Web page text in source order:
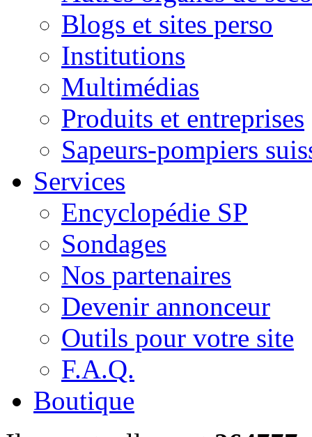
Blogs et sites perso
Institutions
Multimédias
Produits et entreprises
Sapeurs-pompiers
Services
Encyclopédie SP
Sondages
Nos partenaires
Devenir annonceur
Outils pour votre site
F.A.Q.
Boutique